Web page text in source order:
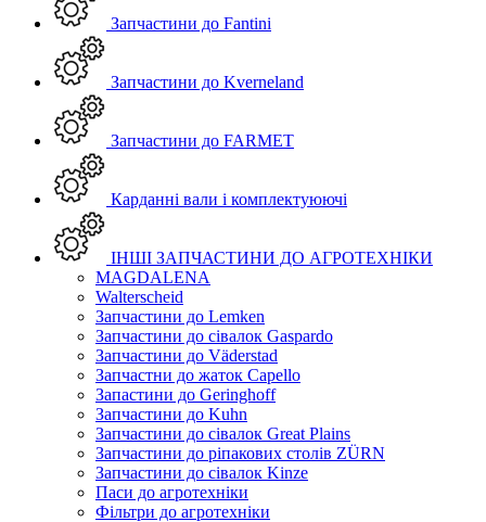
Запчастини до Fantini
Запчастини до Kverneland
Запчастини до FARMET
Карданні вали і комплектуюючі
ІНШІ ЗАПЧАСТИНИ ДО АГРОТЕХНІКИ
MAGDALENA
Walterscheid
Запчастини до Lemken
Запчастини до сівалок Gaspardo
Запчастини до Väderstad
Запчастни до жаток Capello
Запастини до Geringhoff
Запчастини до Kuhn
Запчастини до сівалок Great Plains
Запчастини до ріпакових столів ZÜRN
Запчастини до сівалок Kinze
Паси до агротехніки
Фільтри до агротехніки